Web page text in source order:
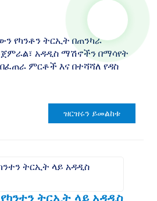
የካንቶን ትርኢት በጠንካራ
አዳዲስ ማሽኖችን በማሳየት
ምርቶች እና በተሻሻለ የዳስ
ዝርዝሩን ይመልከቱ
ትርኢት ላይ አዳዲስ